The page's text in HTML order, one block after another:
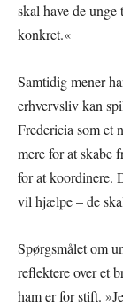
skal have de
konkret.«
Samtidig mener
erhvervsliv kan
Fredericia som et
mere for at skabe
for at koordinere.
vil hjælpe – de
Spørgsmålet om
reflektere over et
ham er for stift.